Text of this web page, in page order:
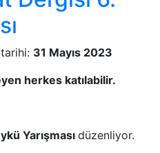
31 Mayıs 2023
herkes katılabilir.
Yarışması düzenliyor.